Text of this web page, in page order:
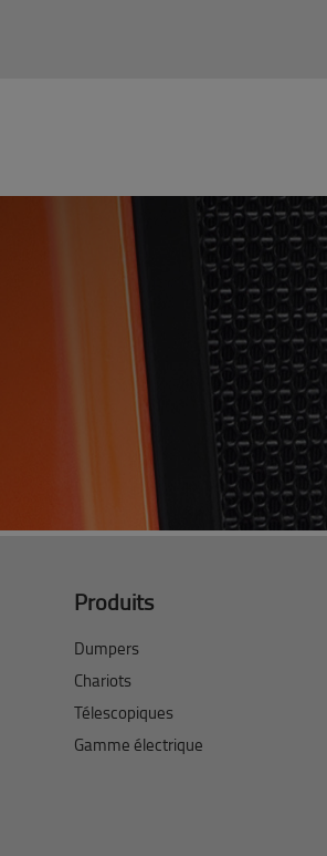
Produits
Dumpers
Chariots
Télescopiques
Gamme électrique